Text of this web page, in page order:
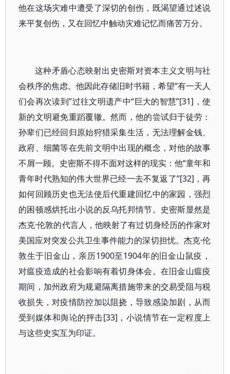
他在这场灾难中遭受了深切的创伤，既渴望通过述说
来平复创伤，又在回忆中触动灾难记忆而痛苦万分。
这种矛盾心态映射出史密斯对资本主义文明与社
会秩序的焦虑。他因此存储旧时书籍，希望“有一天人
们会再次读到”过往文明遗产中“巨大的智慧”[31]，使
新的文明避免重蹈覆辙。然而，他的尝试归于徒劳：
孙辈们已经回归原始狩猎采集生活，无法理解金钱、
政府、细菌等在先前文明中出现的概念，对他的故事
不屑一顾。史密斯不得不面对这样的现实：他“童年和
青年时代熟知的伟大世界已经一去不复返了”[32]，再
如何回顾历史也无法使后代重建回忆中的家园，强烈
的困顿感烘托出小说的反乌托邦情节。史密斯显然是
杰克·伦敦的代言人，他映射了有过切身经历的作家对
美国应对突发公共卫生事件能力的深切担忧。杰克·伦
敦生于旧金山，亲历1900至1904年的旧金山鼠疫，
对瘟疫造成的社会影响有着切身体会。在旧金山瘟疫
期间，加州政府为规避隔离措施带来的交易受阻与税
收损失，对疫情防控加以阻挠，导致感染加剧，从而
受到媒体和舆论的抨击[33]，小说情节在一定程度上
与这些史实互为印证。